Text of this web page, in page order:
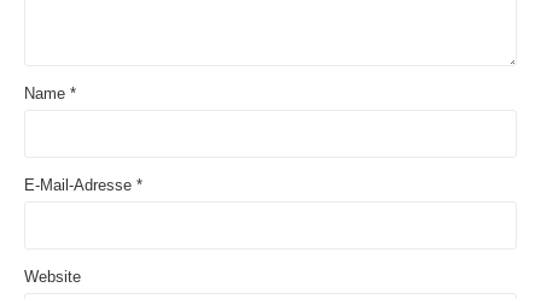
Name *
E-Mail-Adresse *
Website